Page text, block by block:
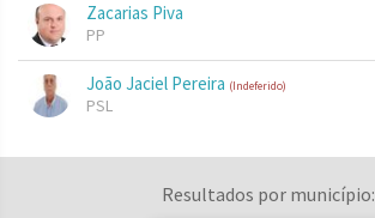
Zacarias Piva
PP
João Jaciel Pereira (Indeferido)
PSL
Resultados por município: